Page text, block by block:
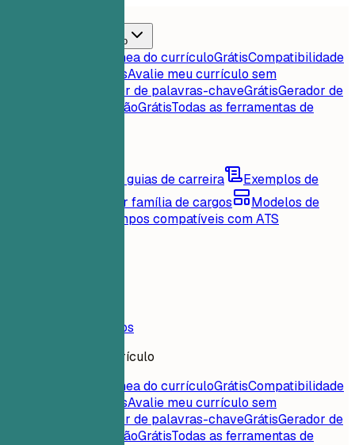
Ferramentas de currículo
Pontuação instantânea do currículoGrátisCompatibilidade
GrátisAvalie meu currículo sem
Extrator de palavras-chaveGrátisGerador de
carta de apresentaçãoGrátisTodas as ferramentas de
Conselhos e guias de carreira
Exemplos de
Explore por família de cargos
Modelos de
Layouts limpos compatíveis com ATS
Preços
Ferramentas de currículo
Pontuação instantânea do currículoGrátisCompatibilidade
GrátisAvalie meu currículo sem
Extrator de palavras-chaveGrátisGerador de
carta de apresentaçãoGrátisTodas as ferramentas de